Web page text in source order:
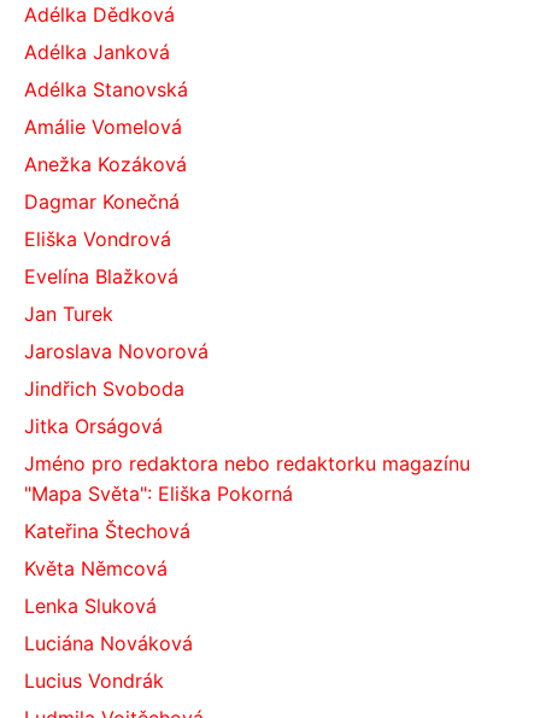
Adélka Dědková
Adélka Janková
Adélka Stanovská
Amálie Vomelová
Anežka Kozáková
Dagmar Konečná
Eliška Vondrová
Evelína Blažková
Jan Turek
Jaroslava Novorová
Jindřich Svoboda
Jitka Orságová
Jméno pro redaktora nebo redaktorku magazínu
"Mapa Světa": Eliška Pokorná
Kateřina Štechová
Květa Němcová
Lenka Sluková
Luciána Nováková
Lucius Vondrák